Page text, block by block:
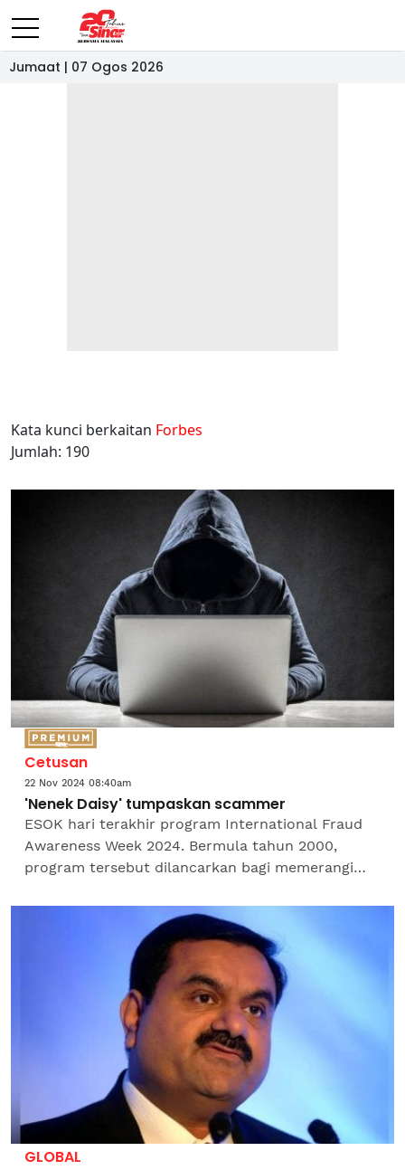
Jumaat | 07 Ogos 2026
Kata kunci berkaitan Forbes
Jumlah: 190
Cetusan
22 Nov 2024 08:40am
'Nenek Daisy' tumpaskan scammer
ESOK hari terakhir program International Fraud
Awareness Week 2024. Bermula tahun 2000,
program tersebut dilancarkan bagi memerangi
dunia. Malaysia...
GLOBAL